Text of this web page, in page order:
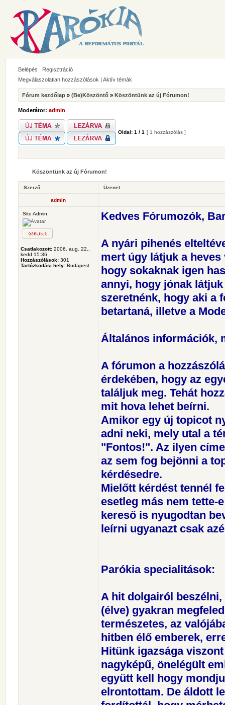
Belépés
Regisztráció
Megválaszolatlan hozzászólások | Aktív témák
Fórum kezdőlap » (Be)Köszöntő » Köszöntünk az új Fórumon!
Moderátor: admin
Oldal: 1 / 1 [ 1 hozzászólás ]
Köszöntünk az új Fórumon!
Szerző Üzenet
admin
Site Admin
Csatlakozott: 2006. aug. 22.,
kedd 15:36
Hozzászólások: 301
Tartózkodási hely: Budapest
Kedves Fórumozók,
A nyári pihenés
mert úgy látjuk a
hogy sokaknak igen
annyi, hogy jónak
szeretnénk, hogy aki a
betartaná, illetve a
Általános információk,
A fórumon a
érdekében, hogy az
találjuk meg. Tehát
mit hova lehet beírni.
Amikor egy új topicot
adni neki, mely utal a
"Fontos!". Az ilyen
az sem fog bejönni a
kérdésedre.
Mielőtt kérdést tennél
esetleg más nem tette-
kereső is nyugodtan
leírni ugyanazt csak
Parókia specialitások:
A hit dolgairól beszélni,
(élve) gyakran
természetes, az
hitben élő emberek,
Hitünk igazsága
nagyképű, önelégült
együtt kell hogy
elrontottam. De áldott